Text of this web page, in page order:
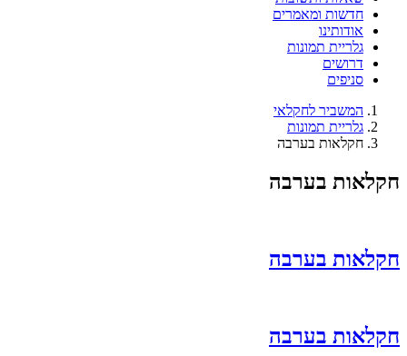
חדשות ומאמרים
אודותינו
גלריית תמונות
דרושים
סניפים
המשביר לחקלאי
גלריית תמונות
חקלאות בערבה
חקלאות בערבה
חקלאות בערבה
חקלאות בערבה